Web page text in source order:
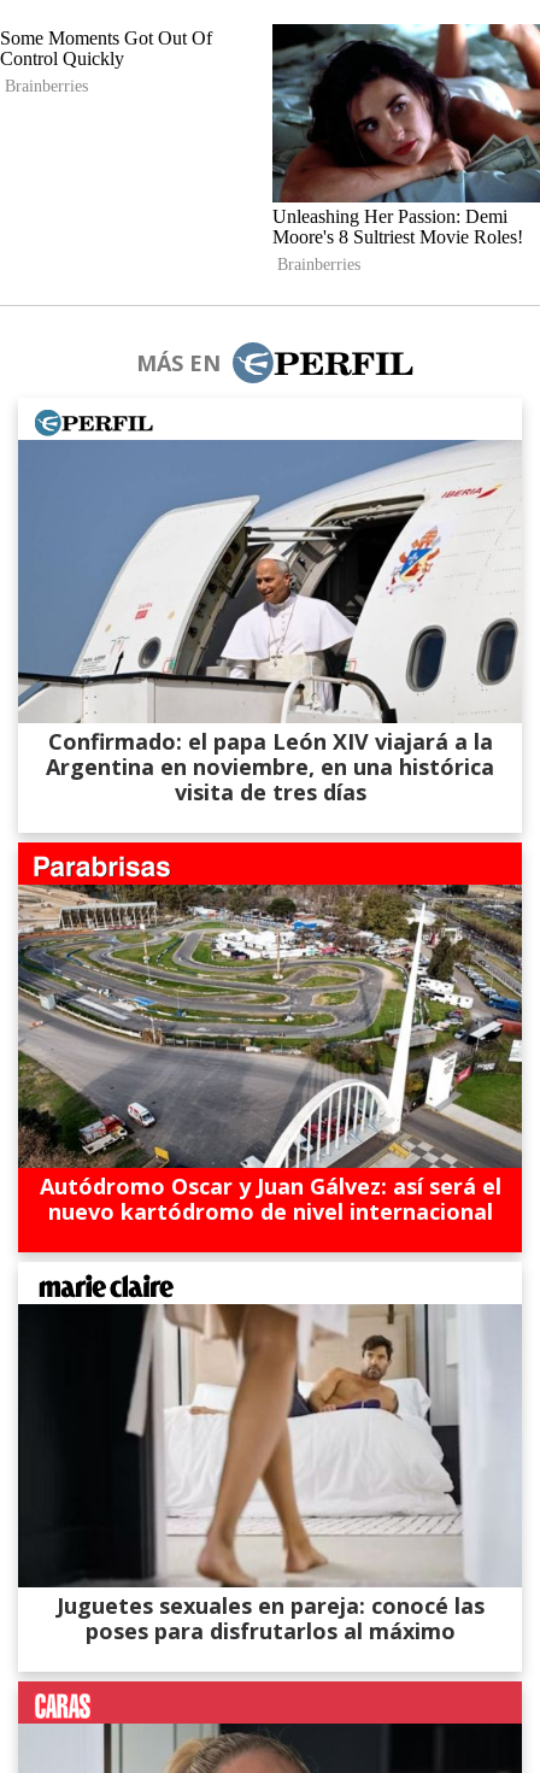
MÁS EN
Confirmado: el papa León XIV viajará a la
Argentina en noviembre, en una histórica
visita de tres días
Autódromo Oscar y Juan Gálvez: así será el
nuevo kartódromo de nivel internacional
Juguetes sexuales en pareja: conocé las
poses para disfrutarlos al máximo